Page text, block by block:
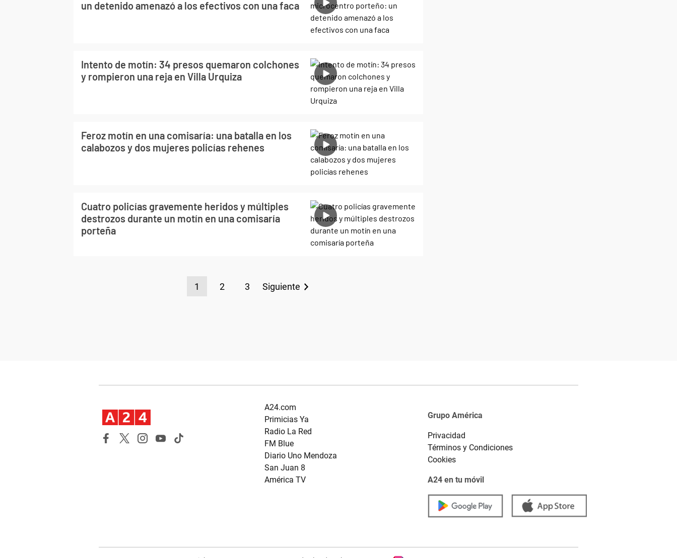
un detenido amenazó a los efectivos con una faca
Intento de motín: 34 presos quemaron colchones
y rompieron una reja en Villa Urquiza
Feroz motín en una comisaría: una batalla en los
calabozos y dos mujeres policías rehenes
Cuatro policías gravemente heridos y múltiples
destrozos durante un motín en una comisaría
porteña
1 2 3 Siguiente
A24.com
Primicias Ya
Radio La Red
FM Blue
Diario Uno Mendoza
San Juan 8
América TV
Grupo América
Privacidad
Términos y Condiciones
Cookies
A24 en tu móvil